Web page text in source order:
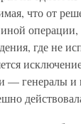
что от
где не
— генералы и